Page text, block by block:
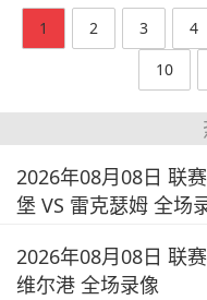
1 2 3 4
10
2026年08月08日 联
堡 VS 雷克瑟姆 全场
2026年08月08日 联
维尔港 全场录像